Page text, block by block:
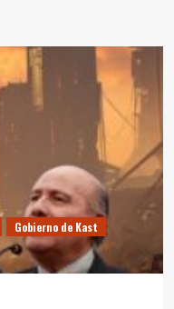
Gobierno de Kast